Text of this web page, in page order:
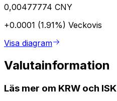
0,00477774 CNY
+0.0001 (1.91%) Veckovis
Visa diagram
Valutainformation
Läs mer om KRW och ISK